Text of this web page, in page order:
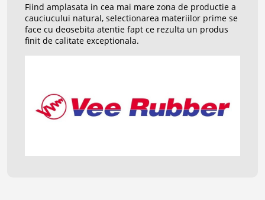
Fiind amplasata in cea mai mare zona de productie a
cauciucului natural, selectionarea materiilor prime se
face cu deosebita atentie fapt ce rezulta un produs
finit de calitate exceptionala.